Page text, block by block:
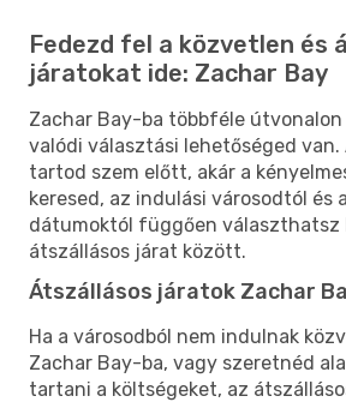
Fedezd fel a közvetlen és
járatokat ide: Zachar Bay
Zachar Bay-ba többféle
valódi választási lehetőséged van.
tartod szem előtt, akár a
keresed, az indulási városodtól és
dátumoktól függően választhatsz
átszállásos járat között.
Átszállásos járatok Zachar
Ha a városodból nem indulnak
Zachar Bay-ba, vagy szeretnéd
tartani a költségeket, az